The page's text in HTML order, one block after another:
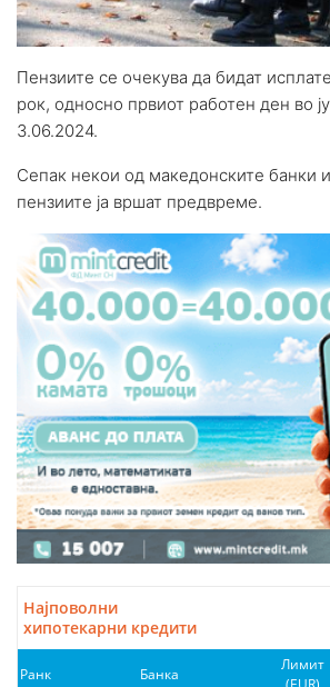
Пензиите се очекува да бидат
рок, односно првиот работен ден во
3.06.2024.
Сепак некои од македонските банки
пензиите ја вршат предвреме.